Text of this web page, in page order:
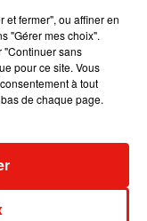
emmène Styleto
nouveau clip
dans son nouvel
et fermer", ou affiner en
"Gérer mes choix".
"Continuer sans
pour ce site. Vous
à tout
de chaque page.